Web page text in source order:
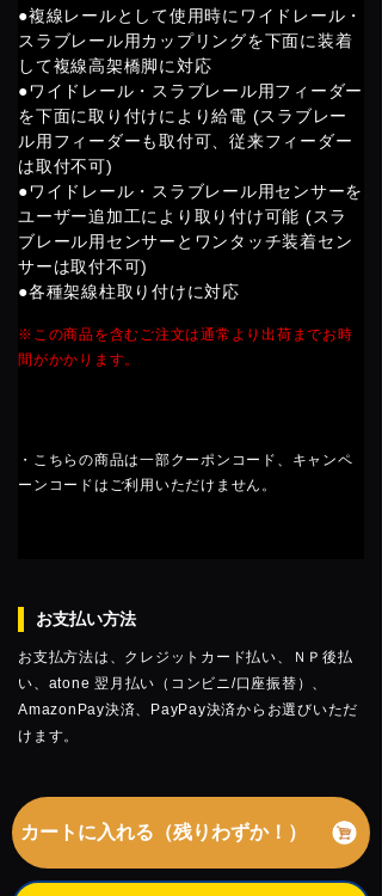
●複線レールとして使用時にワイドレール・
スラブレール用カップリングを下面に装着
して複線高架橋脚に対応
●ワイドレール・スラブレール用フィーダー
を下面に取り付けにより給電 (スラブレー
ル用フィーダーも取付可、従来フィーダー
は取付不可)
●ワイドレール・スラブレール用センサーを
ユーザー追加工により取り付け可能 (スラ
ブレール用センサーとワンタッチ装着セン
サーは取付不可)
●各種架線柱取り付けに対応
※この商品を含むご注文は通常より出荷までお時
間がかかります。
・こちらの商品は一部クーポンコード、キャンペ
ーンコードはご利用いただけません。
お支払い方法
お支払方法は、クレジットカード払い、ＮＰ後払
い、atone 翌月払い（コンビニ/口座振替）、
AmazonPay決済、PayPay決済からお選びいただ
けます。
カートに入れる（残りわずか！）